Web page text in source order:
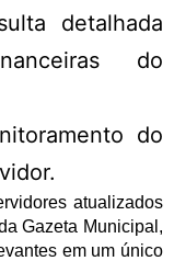
detalhada
do
do
atualizados
Gazeta Municipal,
em um único